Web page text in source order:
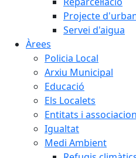
Projecte
Servei d'aigua
Àrees
Policia Local
Arxiu Municipal
Educació
Els Localets
Entitats i
Igualtat
Medi Ambient